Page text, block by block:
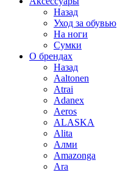
Назад
Уход за обувью
На ноги
Сумки
О брендах
Назад
Aaltonen
Atrai
Adanex
Aeros
ALASKA
Alita
Алми
Amazonga
Ara